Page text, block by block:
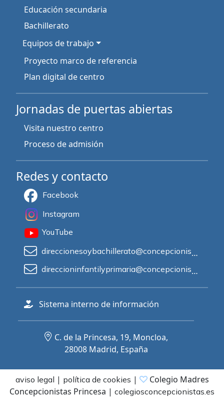
Educación secundaria
Bachillerato
Equipos de trabajo
Proyecto marco de referencia
Plan digital de centro
Jornadas de puertas abiertas
Visita nuestro centro
Proceso de admisión
Redes y contacto
Facebook
Instagram
YouTube
direccionesoybachillerato@concepcionistasprincesa.es
direccioninfantilyprimaria@concepcionistasprincesa.es
Sistema interno de información
C. de la Princesa, 19, Moncloa,
28008 Madrid, España
aviso legal | política de cookies |
Colegio Madres
Concepcionistas Princesa | colegiosconcepcionistas.es